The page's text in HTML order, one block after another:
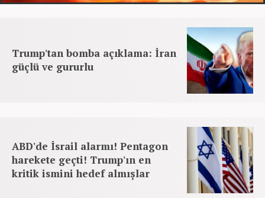
Trump'tan bomba açıklama: İran
güçlü ve gururlu
ABD'de İsrail alarmı! Pentagon
harekete geçti! Trump'ın en
kritik ismini hedef almışlar